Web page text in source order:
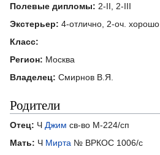
Полевые дипломы: 2-II, 2-III
Экстерьер: 4-отлично, 2-оч. хорошо
Класс:
Регион: Москва
Владелец: Смирнов В.Я.
Родители
Отец: Ч Джим св-во М-224/сп
Мать: Ч Мирта № ВРКОС 1006/с